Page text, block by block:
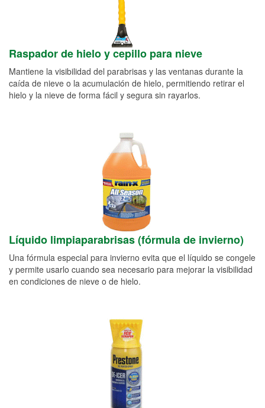
Raspador de hielo y cepillo para nieve
Mantiene la visibilidad del parabrisas y las ventanas durante la
caída de nieve o la acumulación de hielo, permitiendo retirar el
hielo y la nieve de forma fácil y segura sin rayarlos.
Líquido limpiaparabrisas (fórmula de invierno)
Una fórmula especial para invierno evita que el líquido se congele
y permite usarlo cuando sea necesario para mejorar la visibilidad
en condiciones de nieve o de hielo.